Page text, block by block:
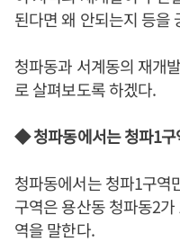
된다면 왜 안되는지 등을
청파동과 서계동의 재개
로 살펴보도록 하겠다.
◆ 청파동에서는 청파1구
청파동에서는 청파1구역
구역은 용산동 청파동2
역을 말한다.